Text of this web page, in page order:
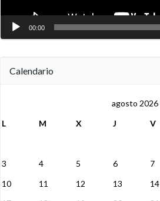
00:00
Calendario
agosto 2026
L
M X J V
3
4 5 6 7
10
11 12 13 14